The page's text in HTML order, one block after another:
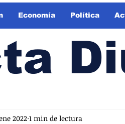
Economía Política
2022 1 min de lectura